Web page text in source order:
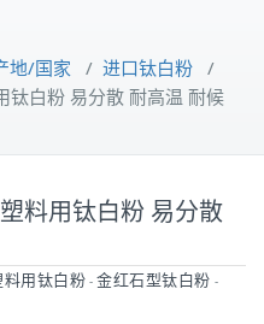
地/国家 / 进口钛白粉 /
钛白粉 易分散 耐高温 耐候
料用钛白粉 易分散
料用钛白粉 - 金红石型钛白粉 -